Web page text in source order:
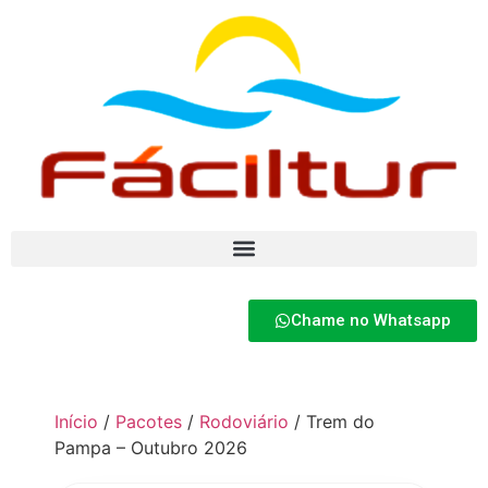
Chame no Whatsapp
Início / Pacotes / Rodoviário / Trem do
Pampa – Outubro 2026